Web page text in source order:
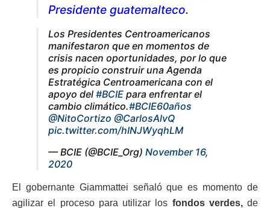
Presidente guatemalteco.
Los Presidentes Centroamericanos
manifestaron que en momentos de
crisis nacen oportunidades, por lo que
es propicio construir una Agenda
Estratégica Centroamericana con el
apoyo del #BCIE para enfrentar el
cambio climático.#BCIE60años
@NitoCortizo @CarlosAlvQ
pic.twitter.com/hINJWyqhLM
— BCIE (@BCIE_Org) November 16,
2020
El gobernante Giammattei señaló que es momento de
agilizar el proceso para utilizar los fondos verdes,de